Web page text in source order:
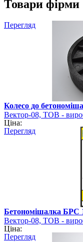
Товари фірми
Перегляд
Колесо до
Вектор-08, ТОВ -
Ціна:
Перегляд
Бетономішалка БРС
Вектор-08, ТОВ -
Ціна:
Перегляд